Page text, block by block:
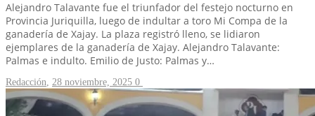
Alejandro Talavante fue el triunfador del festejo nocturno en
Provincia Juriquilla, luego de indultar a toro Mi Compa de la
ganadería de Xajay. La plaza registró lleno, se lidiaron
ejemplares de la ganadería de Xajay. Alejandro Talavante:
Palmas e indulto. Emilio de Justo: Palmas y…
Redacción, 28 noviembre, 2025 0